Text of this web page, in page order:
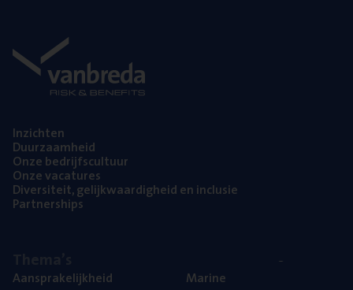
Inzich­ten
Duur­zaam­heid
Onze bedrijfs­cul­tuur
Onze vaca­tu­res
Diver­si­teit, gelijk­waar­dig­heid en inclusie
Part­ner­ships
Aan­spra­ke­lijk­heid
Mari­ne